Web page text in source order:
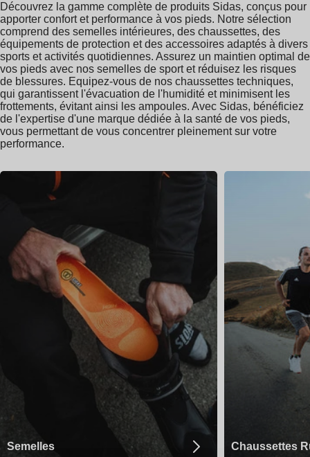
Découvrez la gamme complète de produits Sidas, conçus pour
apporter confort et performance à vos pieds. Notre sélection
comprend des semelles intérieures, des chaussettes, des
équipements de protection et des accessoires adaptés à divers
sports et activités quotidiennes. Assurez un maintien optimal de
vos pieds avec nos semelles de sport et réduisez les risques
de blessures. Equipez-vous de nos chaussettes techniques,
qui garantissent l'évacuation de l'humidité et minimisent les
frottements, évitant ainsi les ampoules. Avec Sidas, bénéficiez
de l'expertise d'une marque dédiée à la santé de vos pieds,
vous permettant de vous concentrer pleinement sur votre
performance.
Semelles Chaussettes